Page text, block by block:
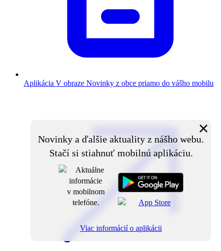
Aplikácia V obraze Novinky z obce priamo do vášho mobilu
Novinky a ďalšie aktuality z nášho webu.
Stačí si stiahnuť mobilnú aplikáciu.
×
Viac informácií o aplikácii